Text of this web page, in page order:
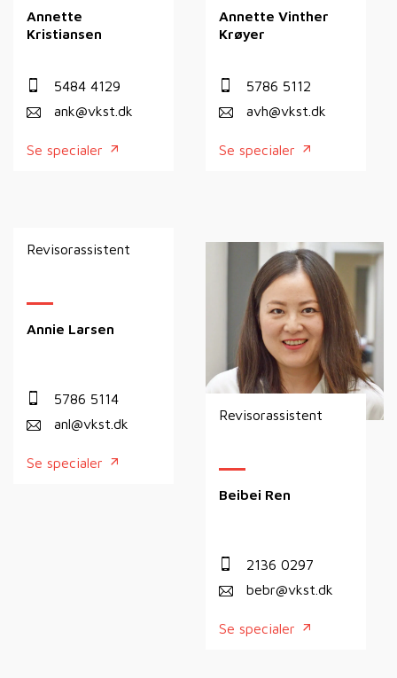
Annette
Kristiansen
5484 4129
ank@vkst.dk
Se specialer
Annette Vinther
Krøyer
5786 5112
avh@vkst.dk
Se specialer
Revisorassistent
Annie Larsen
5786 5114
anl@vkst.dk
Se specialer
Revisorassistent
Beibei Ren
2136 0297
bebr@vkst.dk
Se specialer